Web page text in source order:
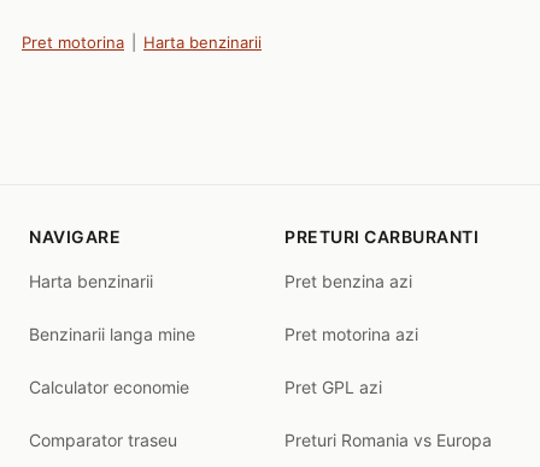
Pret motorina Harta benzinarii
NAVIGARE
Harta benzinarii
Benzinarii langa mine
Calculator economie
Comparator traseu
PRETURI CARBURANTI
Pret benzina azi
Pret motorina azi
Pret GPL azi
Preturi Romania vs Europa